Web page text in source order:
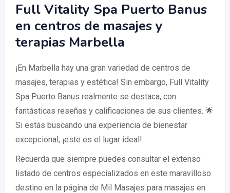
Full Vitality Spa Puerto Banus
en centros de masajes y
terapias Marbella
¡En Marbella hay una gran variedad de centros de
masajes, terapias y estética! Sin embargo, Full Vitality
Spa Puerto Banus realmente se destaca, con
fantásticas reseñas y calificaciones de sus clientes. 🌟
Si estás buscando una experiencia de bienestar
excepcional, ¡este es el lugar ideal!
Recuerda que siempre puedes consultar el extenso
listado de centros especializados en este maravilloso
destino en la página de Mil Masajes para masajes en